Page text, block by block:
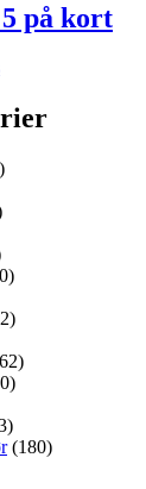
på kort
(180)